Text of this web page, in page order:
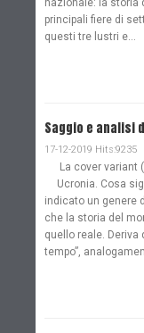
nazionale: la storia
principali fiere di
questi tre lustri e...
Saggio e analisi di
17-12-2019 Hits:9235
La cover variant
Ucronia. Cosa
indicato un genere
che la storia del
quello reale.
tempo”,